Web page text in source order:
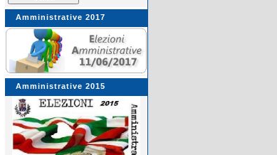
Amministrative 2017
Amministrative 2015